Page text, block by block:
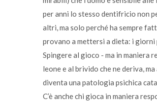
per anni lo stesso dentifricio non
altri, ma solo perché ha sempre
provano a mettersi a dieta: i
Spingere al gioco - ma in maniera
leone e al brivido che ne deriva,
diventa una patologia psichica
C’è anche chi gioca in maniera